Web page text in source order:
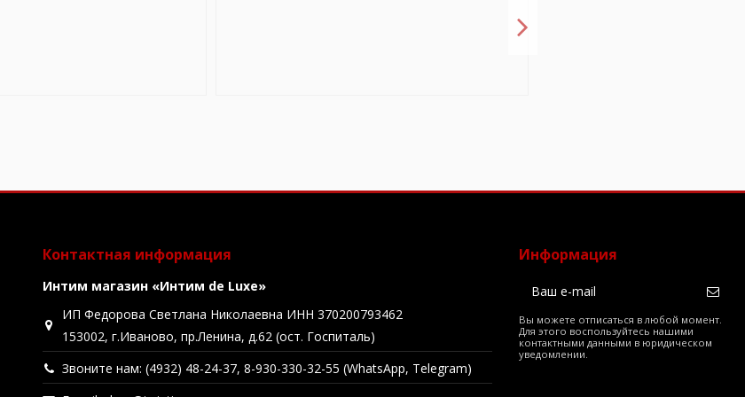
Контактная информация
Интим магазин «Интим de Luxe»
ИП Федорова Светлана Николаевна ИНН 370200793462
153002, г.Иваново, пр.Ленина, д.62 (ост. Госпиталь)
Звоните нам: (4932) 48-24-37, 8-930-330-32-55 (WhatsApp, Telegram)
Информация
Вы можете отписаться в любой момент.
Для этого воспользуйтесь нашими
контактными данными в юридическом
уведомлении.